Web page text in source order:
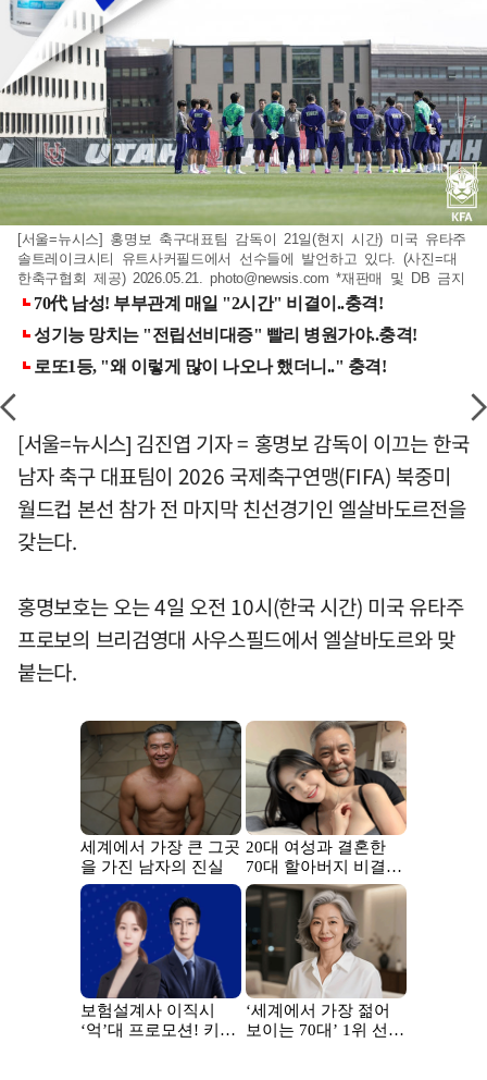
[서울=뉴시스] 홍명보 축구대표팀 감독이 21일(현지 시간) 미국 유타주
솔트레이크시티 유트사커필드에서 선수들에 발언하고 있다. (사진=대
한축구협회 제공) 2026.05.21.photo@newsis.com *재판매 및 DB 금지
[서울=뉴시스] 김진엽 기자 = 홍명보 감독이 이끄는 한국
남자 축구 대표팀이 2026 국제축구연맹(FIFA) 북중미
월드컵 본선 참가 전 마지막 친선경기인 엘살바도르전을
갖는다.
홍명보호는 오는 4일 오전 10시(한국 시간) 미국 유타주
프로보의 브리검영대 사우스필드에서 엘살바도르와 맞
붙는다.